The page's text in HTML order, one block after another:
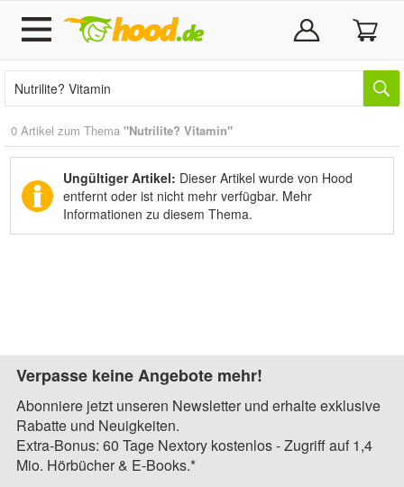
0 Artikel zum Thema "Nutrilite? Vitamin"
Ungültiger Artikel: Dieser Artikel wurde von Hood
entfernt oder ist nicht mehr verfügbar. Mehr
Informationen zu diesem Thema.
Verpasse keine Angebote mehr!
Abonniere jetzt unseren Newsletter und erhalte exklusive
Rabatte und Neuigkeiten.
Extra-Bonus: 60 Tage Nextory kostenlos - Zugriff auf 1,4
Mio. Hörbücher & E-Books.*